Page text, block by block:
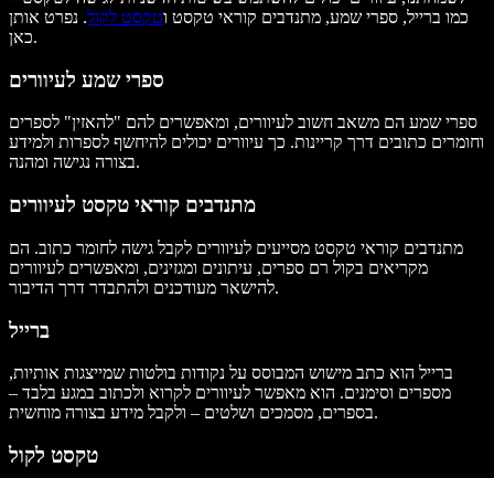
כמו ברייל, ספרי שמע, מתנדבים קוראי טקסט וטקסט לקול. נפרט אותן
כאן.
ספרי שמע לעיוורים
ספרי שמע הם משאב חשוב לעיוורים, ומאפשרים להם "להאזין" לספרים
וחומרים כתובים דרך קריינות. כך עיוורים יכולים להיחשף לספרות ולמידע
בצורה נגישה ומהנה.
מתנדבים קוראי טקסט לעיוורים
מתנדבים קוראי טקסט מסייעים לעיוורים לקבל גישה לחומר כתוב. הם
מקריאים בקול רם ספרים, עיתונים ומגזינים, ומאפשרים לעיוורים
להישאר מעודכנים ולהתבדר דרך הדיבור.
ברייל
ברייל הוא כתב מישוש המבוסס על נקודות בולטות שמייצגות אותיות,
מספרים וסימנים. הוא מאפשר לעיוורים לקרוא ולכתוב במגע בלבד –
בספרים, מסמכים ושלטים – ולקבל מידע בצורה מוחשית.
טקסט לקול